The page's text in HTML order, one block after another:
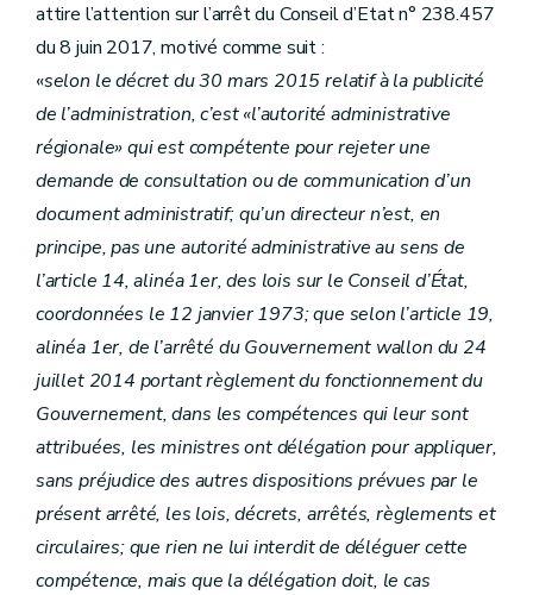
attire l’attention sur l’arrêt du Conseil d’Etat n° 238.457
du 8 juin 2017, motivé comme suit :
«selon le décret du 30 mars 2015 relatif à la publicité
de l’administration, c’est «l’autorité administrative
régionale» qui est compétente pour rejeter une
demande de consultation ou de communication d’un
document administratif; qu’un directeur n’est, en
principe, pas une autorité administrative au sens de
l’article 14, alinéa 1er, des lois sur le Conseil d’État,
coordonnées le 12 janvier 1973; que selon l’article 19,
alinéa 1er, de l’arrêté du Gouvernement wallon du 24
juillet 2014 portant règlement du fonctionnement du
Gouvernement, dans les compétences qui leur sont
attribuées, les ministres ont délégation pour appliquer,
sans préjudice des autres dispositions prévues par le
présent arrêté, les lois, décrets, arrêtés, règlements et
circulaires; que rien ne lui interdit de déléguer cette
compétence, mais que la délégation doit, le cas